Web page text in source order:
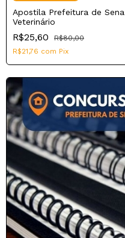
Apostila Prefeitura de
Veterinário
R$25,60
R$80,00
R$21,76 com Pix